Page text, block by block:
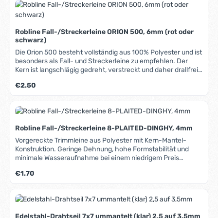
Robline Fall-/Streckerleine ORION 500, 6mm (rot oder
schwarz)
Die Orion 500 besteht vollständig aus 100% Polyester und ist
besonders als Fall- und Streckerleine zu empfehlen. Der
Kern ist langschlägig gedreht, verstreckt und daher drallfrei.
verfügt sie über eine hohe Abriebfestigkeit auf Blöcken und
in Klemmen. Hervorragend geeignet als Groß-, Fock- und
Spifall, als Reffleine und auch für das komplette laufende
Gut. Sehr gutes Preis-Leistungsverhältnis. Lieferbare
über Materialien, Herstellung und Pflege von Tauwerk.
Regulärer Preis:
€2.50
Robline Fall-/Streckerleine 8-PLAITED-DINGHY, 4mm
Vorgereckte Trimmleine aus Polyester mit Kern-Mantel-
Konstruktion. Geringe Dehnung, hohe Formstabilität und
minimale Wasseraufnahme bei einem niedrigem Preis
Stabilität sorgen für lange Haltbarkeit. Geeignet als Trimm-,
Strecker- und Fall-Leine. Lieferbare Farben: Schwarz Weiss
In unserem Blog erfahren Sie mehr über Materialien,
Herstellung und Pflege von Tauwerk.
Regulärer Preis:
€1.70
Edelstahl-Drahtseil 7x7 ummantelt (klar) 2,5 auf 3,5mm